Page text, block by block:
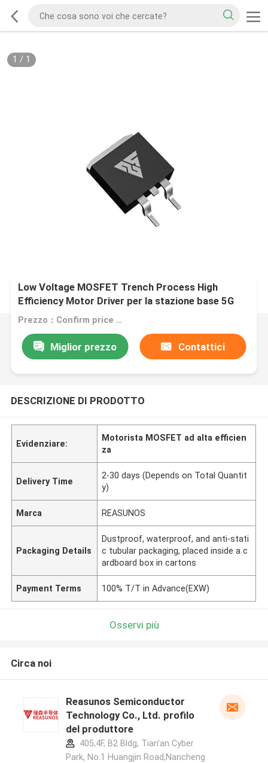
1 / 1
Low Voltage MOSFET Trench Process High
Efficiency Motor Driver per la stazione base 5G
Prezzo：Confirm price based on product
Miglior prezzo Contattici
DESCRIZIONE DI PRODOTTO
Evidenziare:
Motorista MOSFET ad alta efficien
za
Delivery Time
2-30 days (Depends on Total Quantit
y)
Marca REASUNOS
Packaging Details
Dustproof, waterproof, and anti-stati
c tubular packaging, placed inside a c
ardboard box in cartons
Payment Terms 100% T/T in Advance(EXW)
Osservi più
Circa noi
Reasunos Semiconductor
Technology Co., Ltd. profilo
del produttore
405,4F, B2 Bldg, Tian'an Cyber
Park, No.1 Huangjin Road,Nancheng